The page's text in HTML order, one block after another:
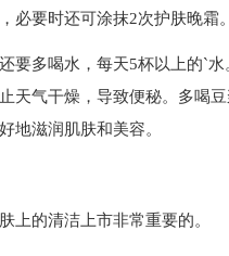
必要时还可涂抹2次护肤晚霜。
要多喝水，每天5杯以上的`
天气干燥，导致便秘。多喝
地滋润肌肤和美容。
上的清洁上市非常重要的。